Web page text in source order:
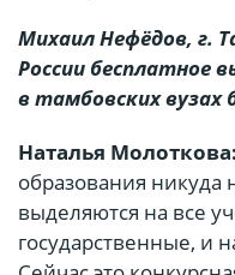
Михаил Нефёдов, г.
России бесплатное
в тамбовских
Наталья Молоткова:
образования
выделяются на все
государственные, и